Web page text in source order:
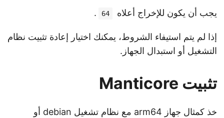
يجب أن يكون للإخراج أعلاه 64
.
إذا لم يتم استيفاء الشروط، يمكنك اختيار إعادة تثبيت نظام
التشغيل أو استبدال الجهاز.
تثبيت Manticore
خذ كمثال جهاز arm64 مع نظام تشغيل debian أو